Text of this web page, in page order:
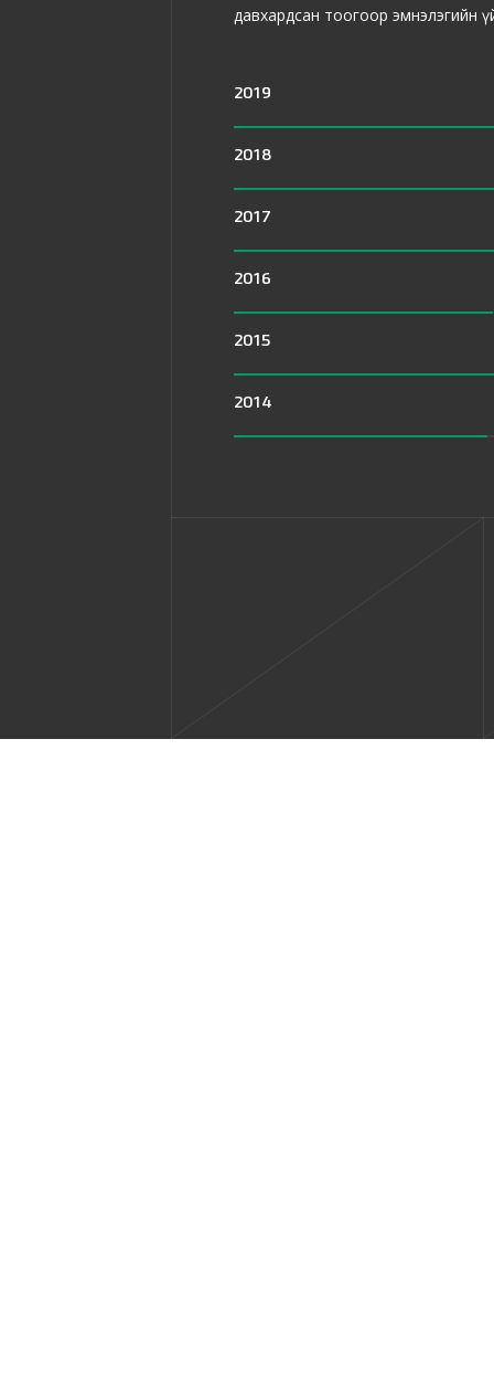
давхардсан тоогоор эмнэлэгийн
2019
2018
2017
2016
2015
2014